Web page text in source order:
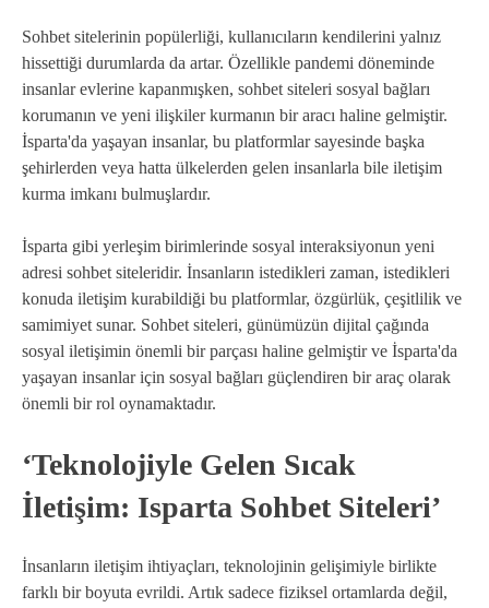
Sohbet sitelerinin popülerliği, kullanıcıların kendilerini yalnız
hissettiği durumlarda da artar. Özellikle pandemi döneminde
insanlar evlerine kapanmışken, sohbet siteleri sosyal bağları
korumanın ve yeni ilişkiler kurmanın bir aracı haline gelmiştir.
İsparta'da yaşayan insanlar, bu platformlar sayesinde başka
şehirlerden veya hatta ülkelerden gelen insanlarla bile iletişim
kurma imkanı bulmuşlardır.
İsparta gibi yerleşim birimlerinde sosyal interaksiyonun yeni
adresi sohbet siteleridir. İnsanların istedikleri zaman, istedikleri
konuda iletişim kurabildiği bu platformlar, özgürlük, çeşitlilik ve
samimiyet sunar. Sohbet siteleri, günümüzün dijital çağında
sosyal iletişimin önemli bir parçası haline gelmiştir ve İsparta'da
yaşayan insanlar için sosyal bağları güçlendiren bir araç olarak
önemli bir rol oynamaktadır.
‘Teknolojiyle Gelen Sıcak
İletişim: Isparta Sohbet Siteleri’
İnsanların iletişim ihtiyaçları, teknolojinin gelişimiyle birlikte
farklı bir boyuta evrildi. Artık sadece fiziksel ortamlarda değil,